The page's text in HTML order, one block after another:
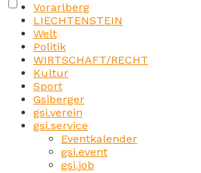
Vorarlberg
LIECHTENSTEIN
Welt
Politik
WIRTSCHAFT/RECHT
Kultur
Sport
Gsiberger
gsi.verein
gsi.service
Eventkalender
gsi.event
gsi.job